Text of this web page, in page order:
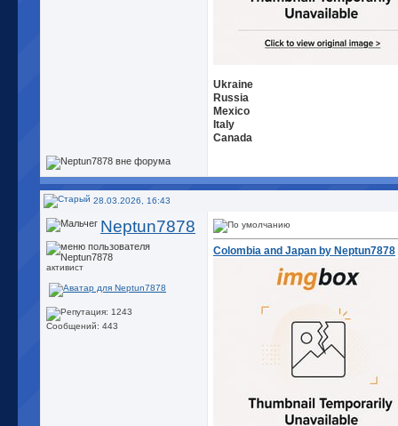
Ukraine
Russia
Mexico
Italy
Canada
28.03.2026, 16:43
Neptun7878
активист
Сообщений: 443
Colombia and Japan by Neptun7878